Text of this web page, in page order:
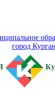
город Курган